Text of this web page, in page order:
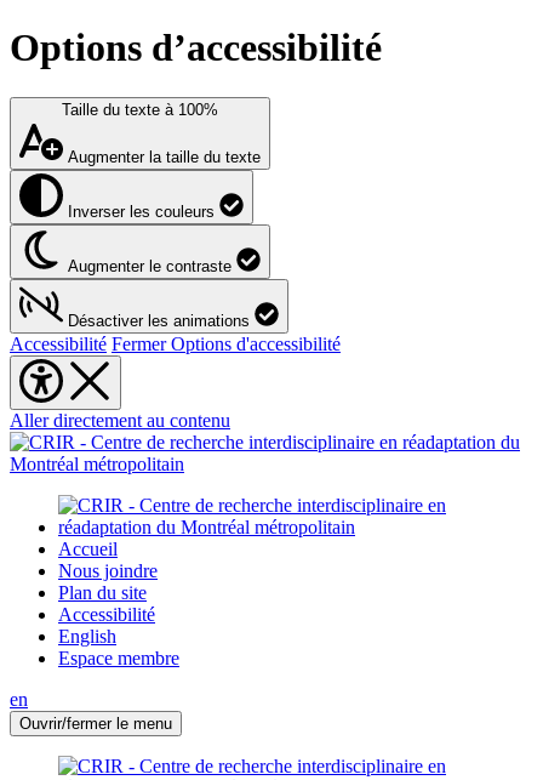
Options d’accessibilité
Taille du texte à 100%
Augmenter la taille du texte
Inverser les couleurs
Augmenter le contraste
Désactiver les animations
Accessibilité Fermer Options d'accessibilité
Aller directement au contenu
Accueil
Nous joindre
Plan du site
Accessibilité
English
Espace membre
en
Ouvrir/fermer le menu